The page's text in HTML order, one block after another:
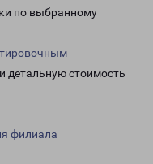
по выбранному
детальную стоимость
филиала